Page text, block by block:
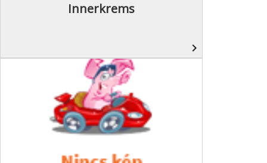
Innerkrems
navigate_next